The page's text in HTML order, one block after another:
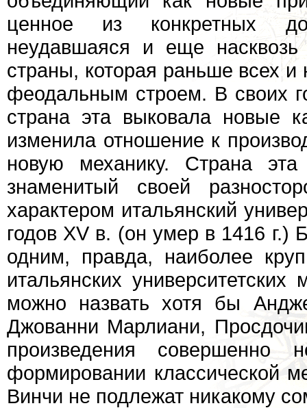
ценное из конкретных
неудавшаяся и еще
страны, которая раньше всех
феодальным строем. В своих
страна эта выковала новые
изменила отношение к
новую механику. Страна
знаменитый своей
характером итальянский
годов XV в. (он умер в 1416
одним, правда, наиболее
итальянских
можно назвать хотя бы
Джованни Марлиани,
произведения
формировании классической
Винчи не подлежат никакому